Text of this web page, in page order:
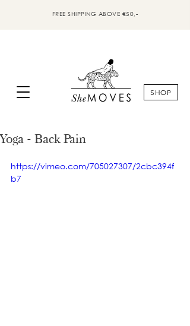
FREE SHIPPING ABOVE €50,-
SHOP
Yoga - Back Pain
https://vimeo.com/705027307/2cbc394f
b7